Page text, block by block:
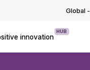
Global-
innovation
HUB